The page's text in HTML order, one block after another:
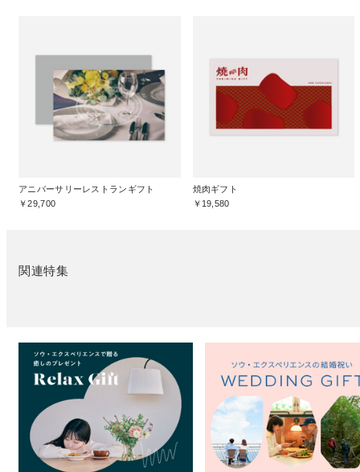
アニバーサリーレストランギフト
￥29,700
焼肉ギフト
￥19,580
関連特集